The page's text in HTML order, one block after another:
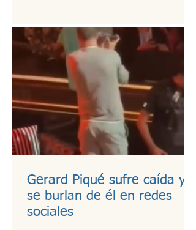
Gerard Piqué sufre caída y
se burlan de él en redes
sociales